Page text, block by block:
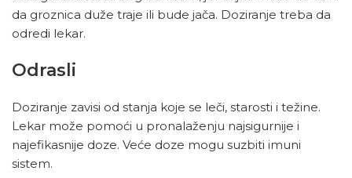
da groznica duže traje ili bude jača. Doziranje treba da
odredi lekar.
Odrasli
Doziranje zavisi od stanja koje se leči, starosti i težine.
Lekar može pomoći u pronalaženju najsigurnije i
najefikasnije doze. Veće doze mogu suzbiti imuni
sistem.